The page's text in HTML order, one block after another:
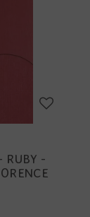
RUBY -